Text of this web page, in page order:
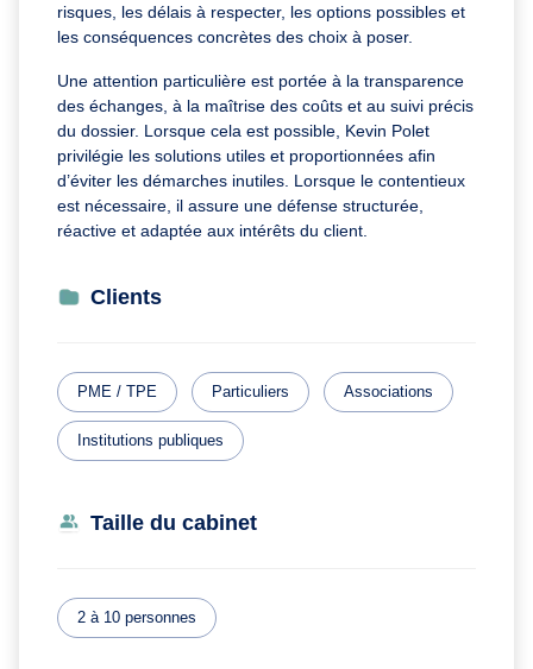
risques, les délais à respecter, les options possibles et
les conséquences concrètes des choix à poser.
Une attention particulière est portée à la transparence
des échanges, à la maîtrise des coûts et au suivi précis
du dossier. Lorsque cela est possible, Kevin Polet
privilégie les solutions utiles et proportionnées afin
d’éviter les démarches inutiles. Lorsque le contentieux
est nécessaire, il assure une défense structurée,
réactive et adaptée aux intérêts du client.
Clients
PME / TPE Particuliers Associations
Institutions publiques
Taille du cabinet
2 à 10 personnes